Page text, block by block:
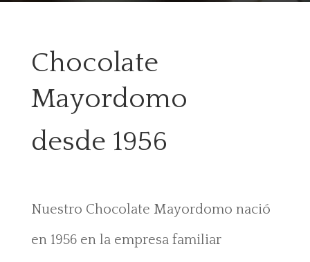
Chocolate
Mayordomo
desde 1956
Nuestro Chocolate Mayordomo nació
en 1956 en la empresa familiar